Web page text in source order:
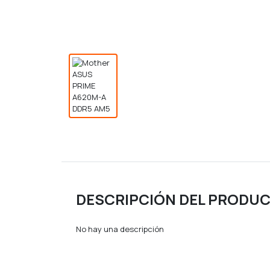
DESCRIPCIÓN DEL
No hay una descripción